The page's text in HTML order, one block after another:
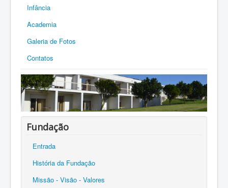
Infância
Academia
Galeria de Fotos
Contatos
Fundação
Entrada
História da Fundação
Missão - Visão - Valores